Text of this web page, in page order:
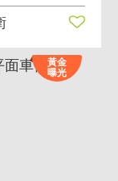
黃金
曝光